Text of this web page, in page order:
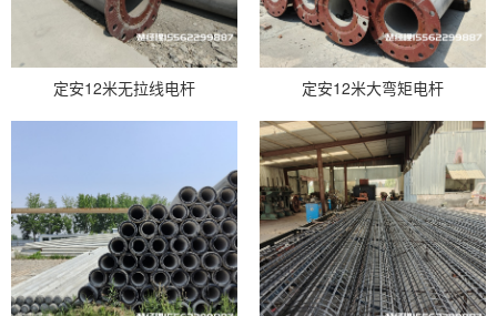
定安12米无拉线电杆 定安12米大弯矩电杆